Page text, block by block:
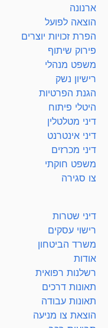
ארנונה
הוצאה לפועל
הפרת זכויות יוצרים
פירוק שיתוף
משפט מנהלי
רישיון נשק
הגנת הפרטיות
היטלי פיתוח
דיני מטלטלין
דיני אינטרנט
דיני מכרזים
משפט חוקתי
צו סגירה
דיני שטרות
רישוי עסקים
משרד הביטחון
אודות
רשלנות רפואית
תאונות דרכים
תאונות עבודה
הוצאת צו מניעה